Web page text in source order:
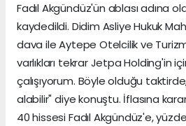
Fadıl Akgündüz'ün ablası adına
kaydedildi. Didim Asliye Hukuk
dava ile Aytepe Otelcilik ve
varlıkları tekrar Jetpa Holding'in
çalışıyorum. Böyle olduğu
alabilir" diye konuştu. İflasına
40 hissesi Fadıl Akgündüz'e,